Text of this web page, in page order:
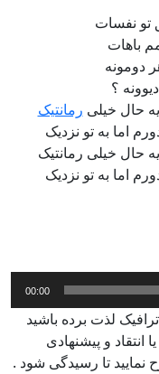
نفسات
باهات
دومونه
؟
حال خیلی رمانتیک
اما به تو نزدیک
حال خیلی رمانتیک
اما به تو نزدیک
00:00
لذت برده باشید
انتقاد و پیشنهادی
تا رسیدگی شود .